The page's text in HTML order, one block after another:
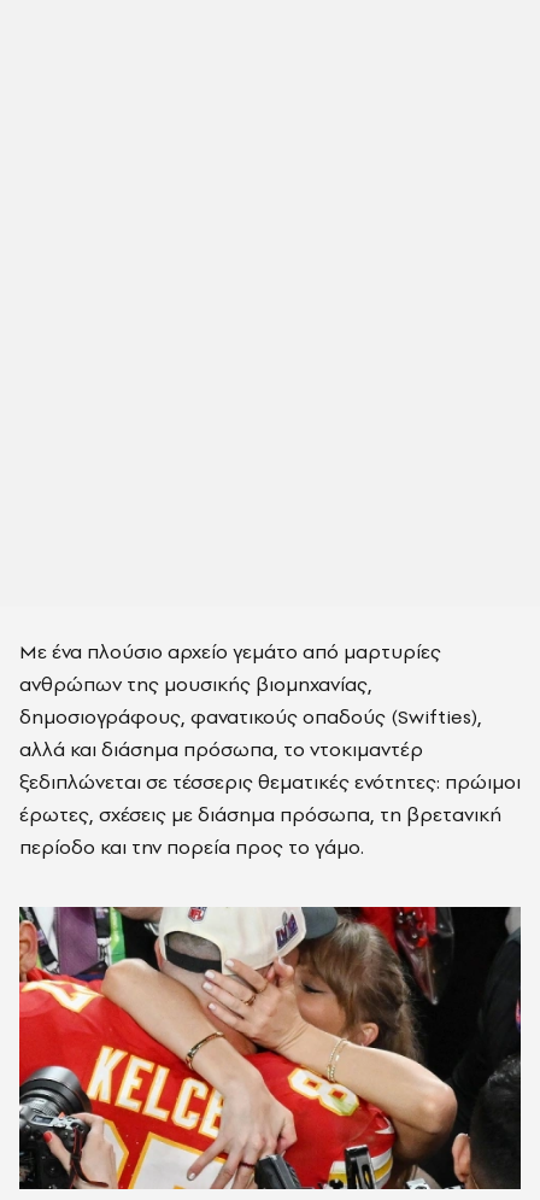
Με ένα πλούσιο αρχείο γεμάτο από μαρτυρίες
ανθρώπων της μουσικής βιομηχανίας,
δημοσιογράφους, φανατικούς οπαδούς (Swifties),
αλλά και διάσημα πρόσωπα, το ντοκιμαντέρ
ξεδιπλώνεται σε τέσσερις θεματικές ενότητες: πρώιμοι
έρωτες, σχέσεις με διάσημα πρόσωπα, τη βρετανική
περίοδο και την πορεία προς το γάμο.